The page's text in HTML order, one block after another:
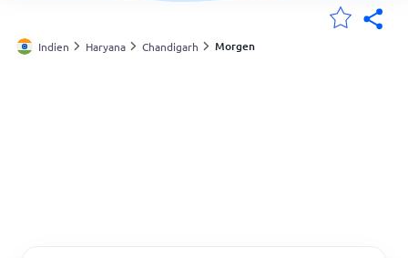
Deutschland
Indien Haryana Chandigarh Morgen